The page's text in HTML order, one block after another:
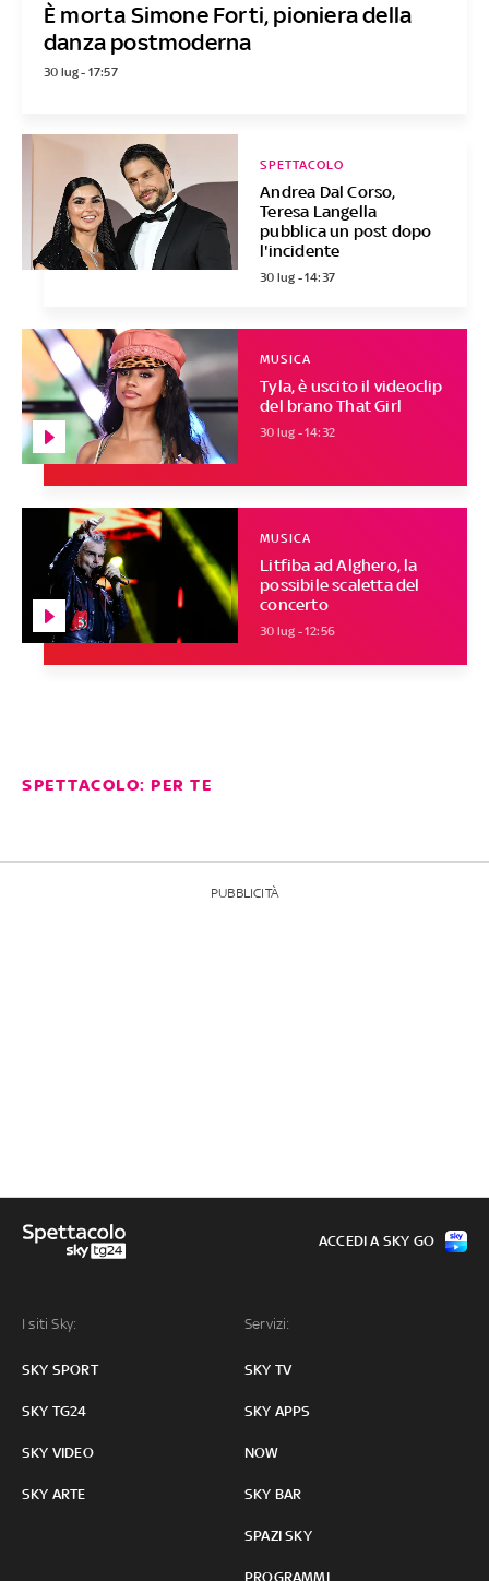
È morta Simone Forti, pioniera della
danza postmoderna
30 lug - 17:57
Andrea Dal Corso,
Teresa Langella
pubblica un post dopo
l'incidente
SPETTACOLO
30 lug - 14:37
Tyla, è uscito il videoclip
del brano That Girl
MUSICA
30 lug - 14:32
Litfiba ad Alghero, la
possibile scaletta del
concerto
MUSICA
30 lug - 12:56
SPETTACOLO: PER TE
PUBBLICITÀ
I siti Sky:
SKY SPORT
SKY TG24
SKY VIDEO
SKY ARTE
Servizi:
SKY TV
SKY APPS
NOW
SKY BAR
SPAZI SKY
PROGRAMMI
ACCEDI A SKY GO